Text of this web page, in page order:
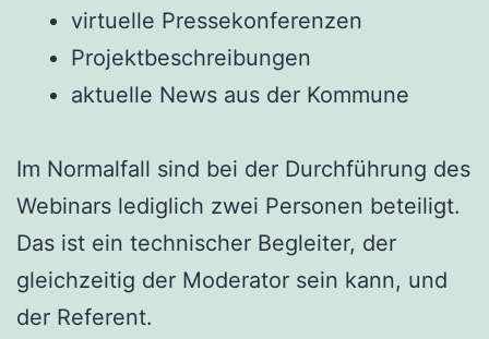
virtuelle Pressekonferenzen
Projektbeschreibungen
aktuelle News aus der Kommune
Im Normalfall sind bei der Durchführung des
Webinars lediglich zwei Personen beteiligt.
Das ist ein technischer Begleiter, der
gleichzeitig der Moderator sein kann, und
der Referent.